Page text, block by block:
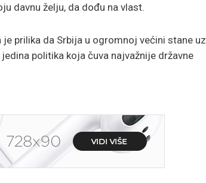
davnu želju, da dođu na vlast.
prilika da Srbija u ogromnoj većini stane uz
politika koja čuva najvažnije državne